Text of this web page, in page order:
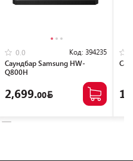
0.0 Код: 394235
Саундбар Samsung HW-
Q800H
2,699.00